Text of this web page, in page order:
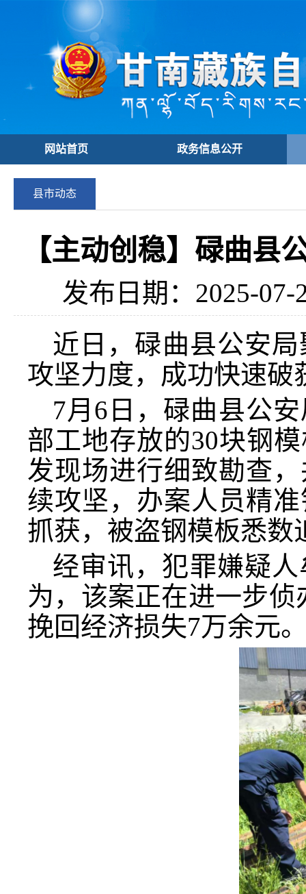
网站首页 政务信息公开
县市动态
【主动创稳】碌曲县
发布日期：2025-07-
近日，碌曲县公安
攻坚力度，成功快速破
7月6日，碌曲县公
部工地存放的30块钢
发现场进行细致勘查
续攻坚，办案人员精
抓获，被盗钢模板悉数
经审讯，犯罪嫌疑
为，该案正在进一步
挽回经济损失7万余元